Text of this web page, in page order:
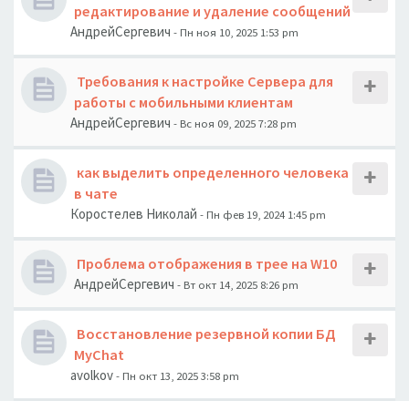
редактирование и удаление сообщений
АндрейСергевич - Пн ноя 10, 2025 1:53 pm
Требования к настройке Сервера для
работы с мобильными клиентам
АндрейСергевич - Вс ноя 09, 2025 7:28 pm
как выделить определенного человека
в чате
Коростелев Николай - Пн фев 19, 2024 1:45 pm
Проблема отображения в трее на W10
АндрейСергевич - Вт окт 14, 2025 8:26 pm
Восстановление резервной копии БД
MyChat
avolkov- Пн окт 13, 2025 3:58 pm